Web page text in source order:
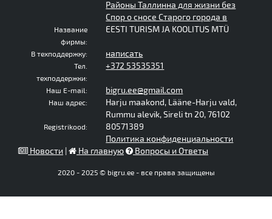
Районы Таллинна для жизни без
Спор о сносе Старого города в
Название
фирмы:
EESTI TURISM JA KOOLITUS MTÜ
В техподдержку: написать
Тел.
техподдержки:
+372 53535351
Наш E-mail: bigru.ee@gmail.com
Наш адрес:
Harju maakond, Lääne-Harju vald,
Rummu alevik, Sireli tn 20, 76102
Registrikood:
80571389
Политика конфиденциальности
Новости | На главную Вопросы и Ответы
2020 - 2025 © bigru.ee - все права защищены